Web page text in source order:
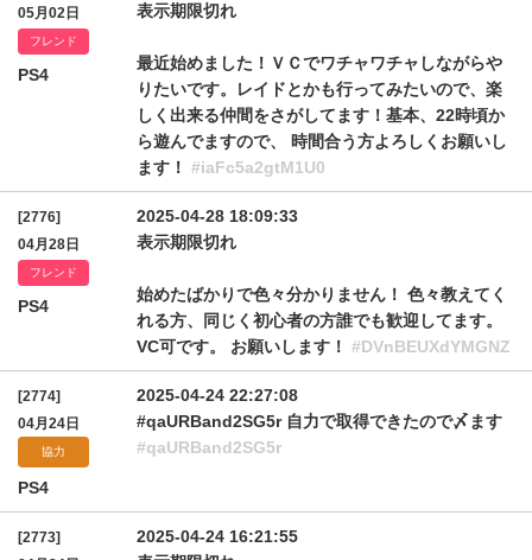
05月02日
フレンド
PS4
表示期限切れ
最近始めました！ＶＣでワチャワチャしながらや
りたいです。レイドとかも行ってみたいので、楽
しく出来る仲間をさがしてます！基本、22時頃か
ら遊んでますので、 時間合う方よろしくお願いし
ます！ #iaFc5a2gtM1U0
[2776]
04月28日
フレンド
PS4
2025-04-28 18:09:33
表示期限切れ
始めたばかりで色々分かりません！ 色々教えてく
れる方、同じく初心者の方誰でも歓迎してます。
VC可です。 お願いします！ #DVnBEUXdYMGNZ
[2774]
04月24日
協力
PS4
2025-04-24 22:27:08
#qaURBand2SG5r 自力で取得できたので〆ます
#qaURBand2SG5r
[2773]
2025-04-24 16:21:55